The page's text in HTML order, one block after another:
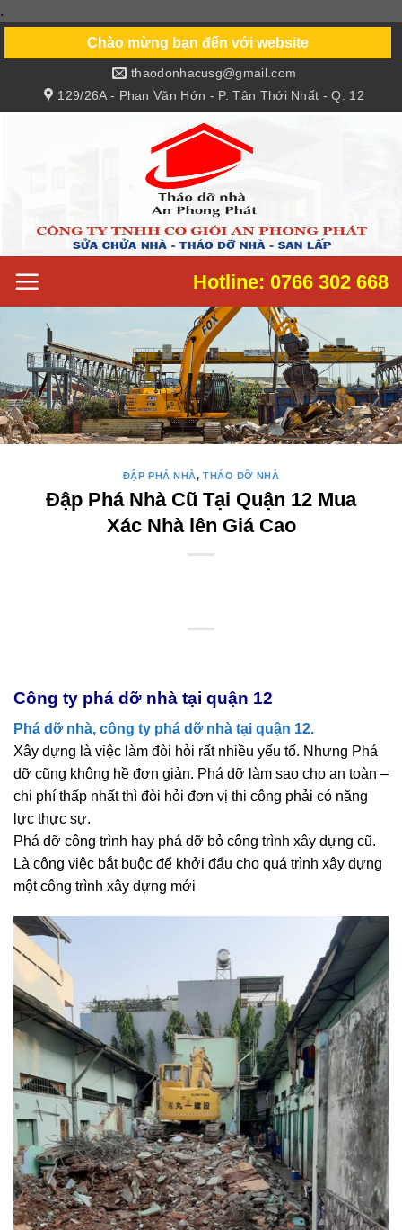
.
content
Chào mừng bạn đến với website
129/26A - Phan Văn Hớn - P. Tân Thới Nhất - Q. 12
thaodonhacusg@gmail.com
Hotline: 0766 302 668
ĐẬP PHÁ NHÀ,THÁO DỠ NHÀ
Đập Phá Nhà Cũ Tại Quận 12 Mua
Xác Nhà lên Giá Cao
Công ty phá dỡ nhà tại quận 12
Phá dỡ nhà, công ty phá dỡ nhà tại quận 12.
Xây dựng là việc làm đòi hỏi rất nhiều yếu tố. Nhưng Phá
dỡ cũng không hề đơn giản. Phá dỡ làm sao cho an toàn –
chi phí thấp nhất thì đòi hỏi đơn vị thi công phải có năng
lực thực sự.
Phá dỡ công trình hay phá dỡ bỏ công trình xây dựng cũ.
Là công việc bắt buộc để khởi đẩu cho quá trình xây dựng
một công trình xây dựng mới